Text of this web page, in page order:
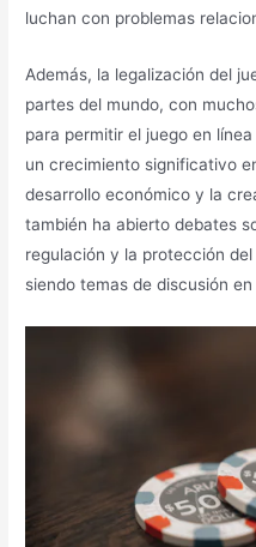
luchan con problemas
Además, la legalización del
partes del mundo, con
para permitir el juego en
un crecimiento significativo
desarrollo económico y la
también ha abierto debates
regulación y la protección
siendo temas de discusión